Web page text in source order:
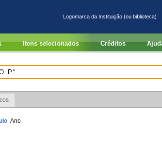
Logomarca da Instituição (ou biblioteca)
Itens selecionados Créditos
Ano